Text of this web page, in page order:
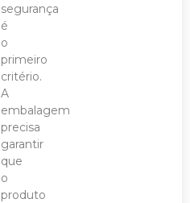
segurança
é
o
primeiro
critério.
A
embalagem
precisa
garantir
que
o
produto